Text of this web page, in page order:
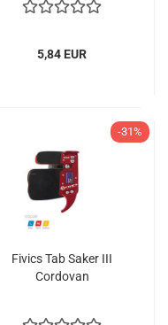
5,84 EUR
-31%
Fivics Tab Saker III
Cordovan